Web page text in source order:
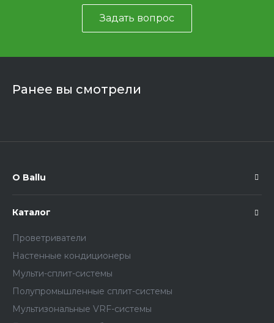
Задать вопрос
Ранее вы смотрели
О Ballu
Каталог
Проветриватели
Настенные кондиционеры
Мульти-сплит-системы
Полупромышленные сплит-системы
Мультизональные VRF-системы